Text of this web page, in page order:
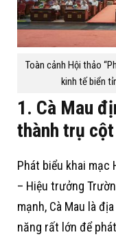
Toàn cảnh Hội thảo
kinh tế biển
1. Cà Mau
thành trụ
Phát biểu khai mạc
– Hiệu trưởng
mạnh, Cà Mau là
năng rất lớn để